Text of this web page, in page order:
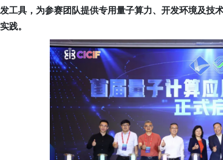
发工具，为参赛团队提供专用量子算力、开发环境及技
实践。